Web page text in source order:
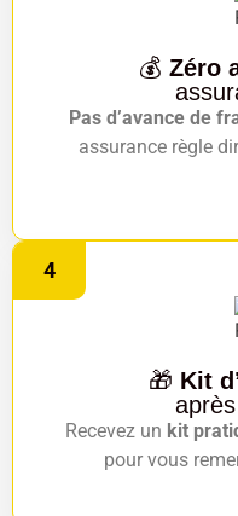
💰 Zéro
Pas d’avance de
assurance règle
4
🎁 Kit
Recevez un kit
pour vous